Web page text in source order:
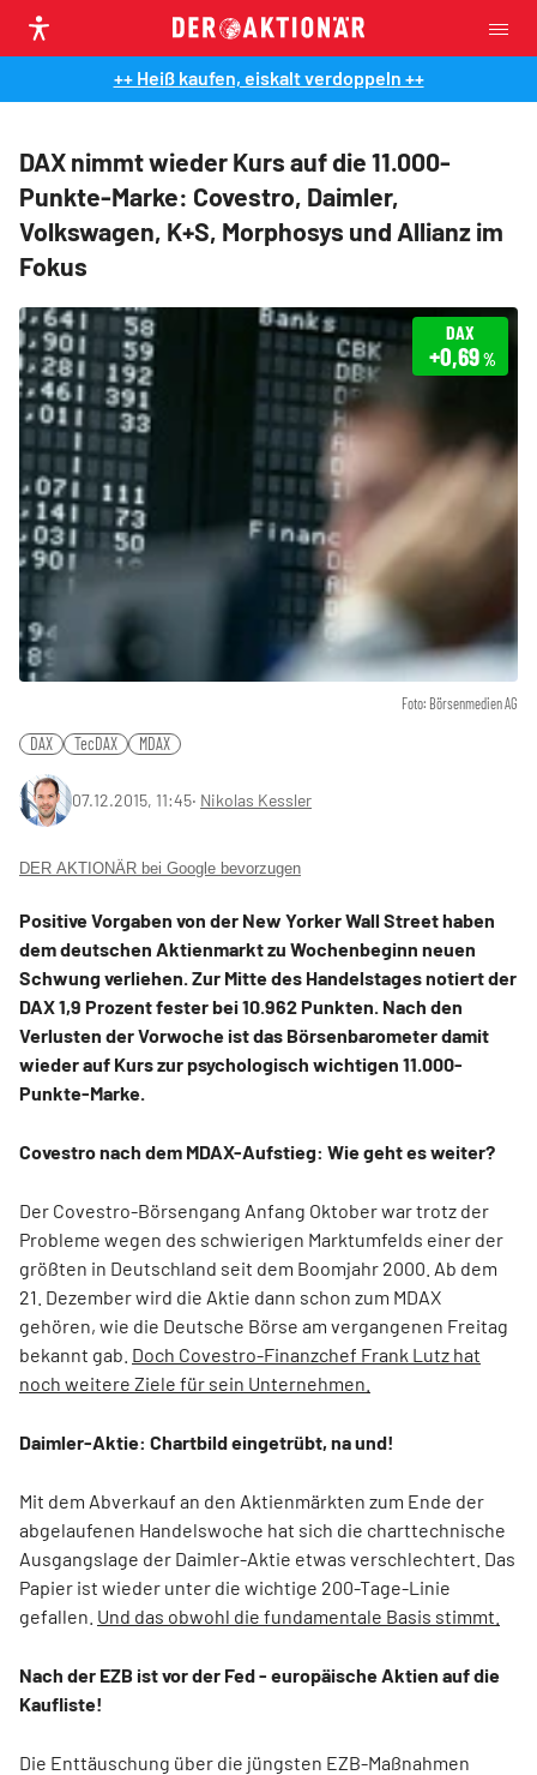
++ Heiß kaufen, eiskalt verdoppeln ++
DAX nimmt wieder Kurs auf die 11.000-
Punkte-Marke: Covestro, Daimler,
Volkswagen, K+S, Morphosys und Allianz im
Fokus
Foto: Börsenmedien AG
DAX
+0,69%
DAX TecDAX MDAX
07.12.2015, 11:45‧ Nikolas Kessler
DER AKTIONÄR bei Google bevorzugen
Positive Vorgaben von der New Yorker Wall Street haben
dem deutschen Aktienmarkt zu Wochenbeginn neuen
Schwung verliehen. Zur Mitte des Handelstages notiert der
DAX 1,9 Prozent fester bei 10.962 Punkten. Nach den
Verlusten der Vorwoche ist das Börsenbarometer damit
wieder auf Kurs zur psychologisch wichtigen 11.000-
Punkte-Marke.
Covestro nach dem MDAX-Aufstieg: Wie geht es weiter?
Der Covestro-Börsengang Anfang Oktober war trotz der
Probleme wegen des schwierigen Marktumfelds einer der
größten in Deutschland seit dem Boomjahr 2000. Ab dem
21. Dezember wird die Aktie dann schon zum MDAX
gehören, wie die Deutsche Börse am vergangenen Freitag
bekannt gab. Doch Covestro-Finanzchef Frank Lutz hat
noch weitere Ziele für sein Unternehmen.
Daimler-Aktie: Chartbild eingetrübt, na und!
Mit dem Abverkauf an den Aktienmärkten zum Ende der
abgelaufenen Handelswoche hat sich die charttechnische
Ausgangslage der Daimler-Aktie etwas verschlechtert. Das
Papier ist wieder unter die wichtige 200-Tage-Linie
gefallen. Und das obwohl die fundamentale Basis stimmt.
Nach der EZB ist vor der Fed - europäische Aktien auf die
Kaufliste!
Die Enttäuschung über die jüngsten EZB-Maßnahmen